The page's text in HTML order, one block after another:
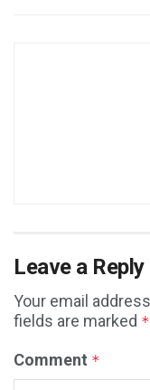
Leave a Reply
Your email
fields are marked *
Comment *